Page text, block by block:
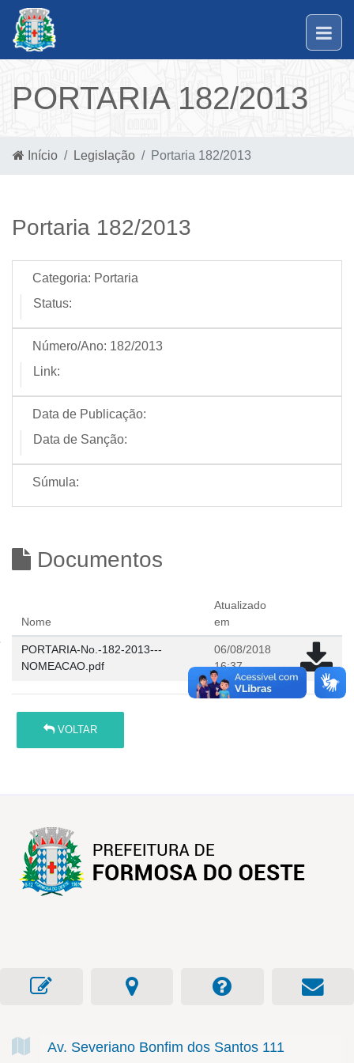
PORTARIA 182/2013
Início Legislação Portaria 182/2013
Portaria 182/2013
Categoria: Portaria
Status:
Número/Ano: 182/2013
Link:
Data de Publicação:
Data de Sanção:
Súmula:
Documentos
Nome
Atualizado
em
PORTARIA-No.-182-2013---
NOMEACAO.pdf
06/08/2018
16:37
VOLTAR
Av. Severiano Bonfim dos Santos 111